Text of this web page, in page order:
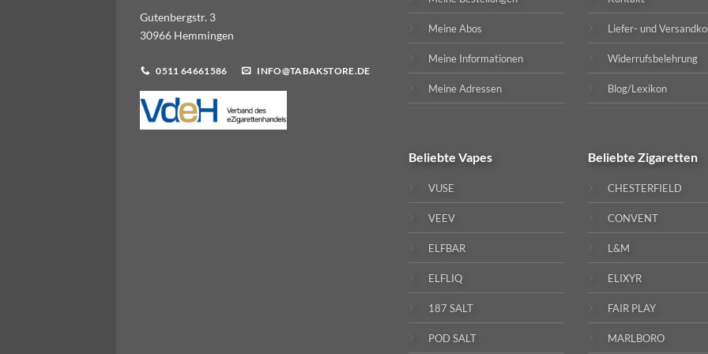
Gutenbergstr. 3
30966 Hemmingen
0511 64661586 INFO@TABAKSTORE.DE
Meine Abos
Meine Informationen
Meine Adressen
Liefer- und
Widerrufsbelehrung
Blog/Lexikon
BeliebteVapes
VUSE
VEEV
ELFBAR
ELFLIQ
187 SALT
POD SALT
Beliebte Zigaretten
CHESTERFIELD
CONVENT
L&M
ELIXYR
FAIR PLAY
MARLBORO